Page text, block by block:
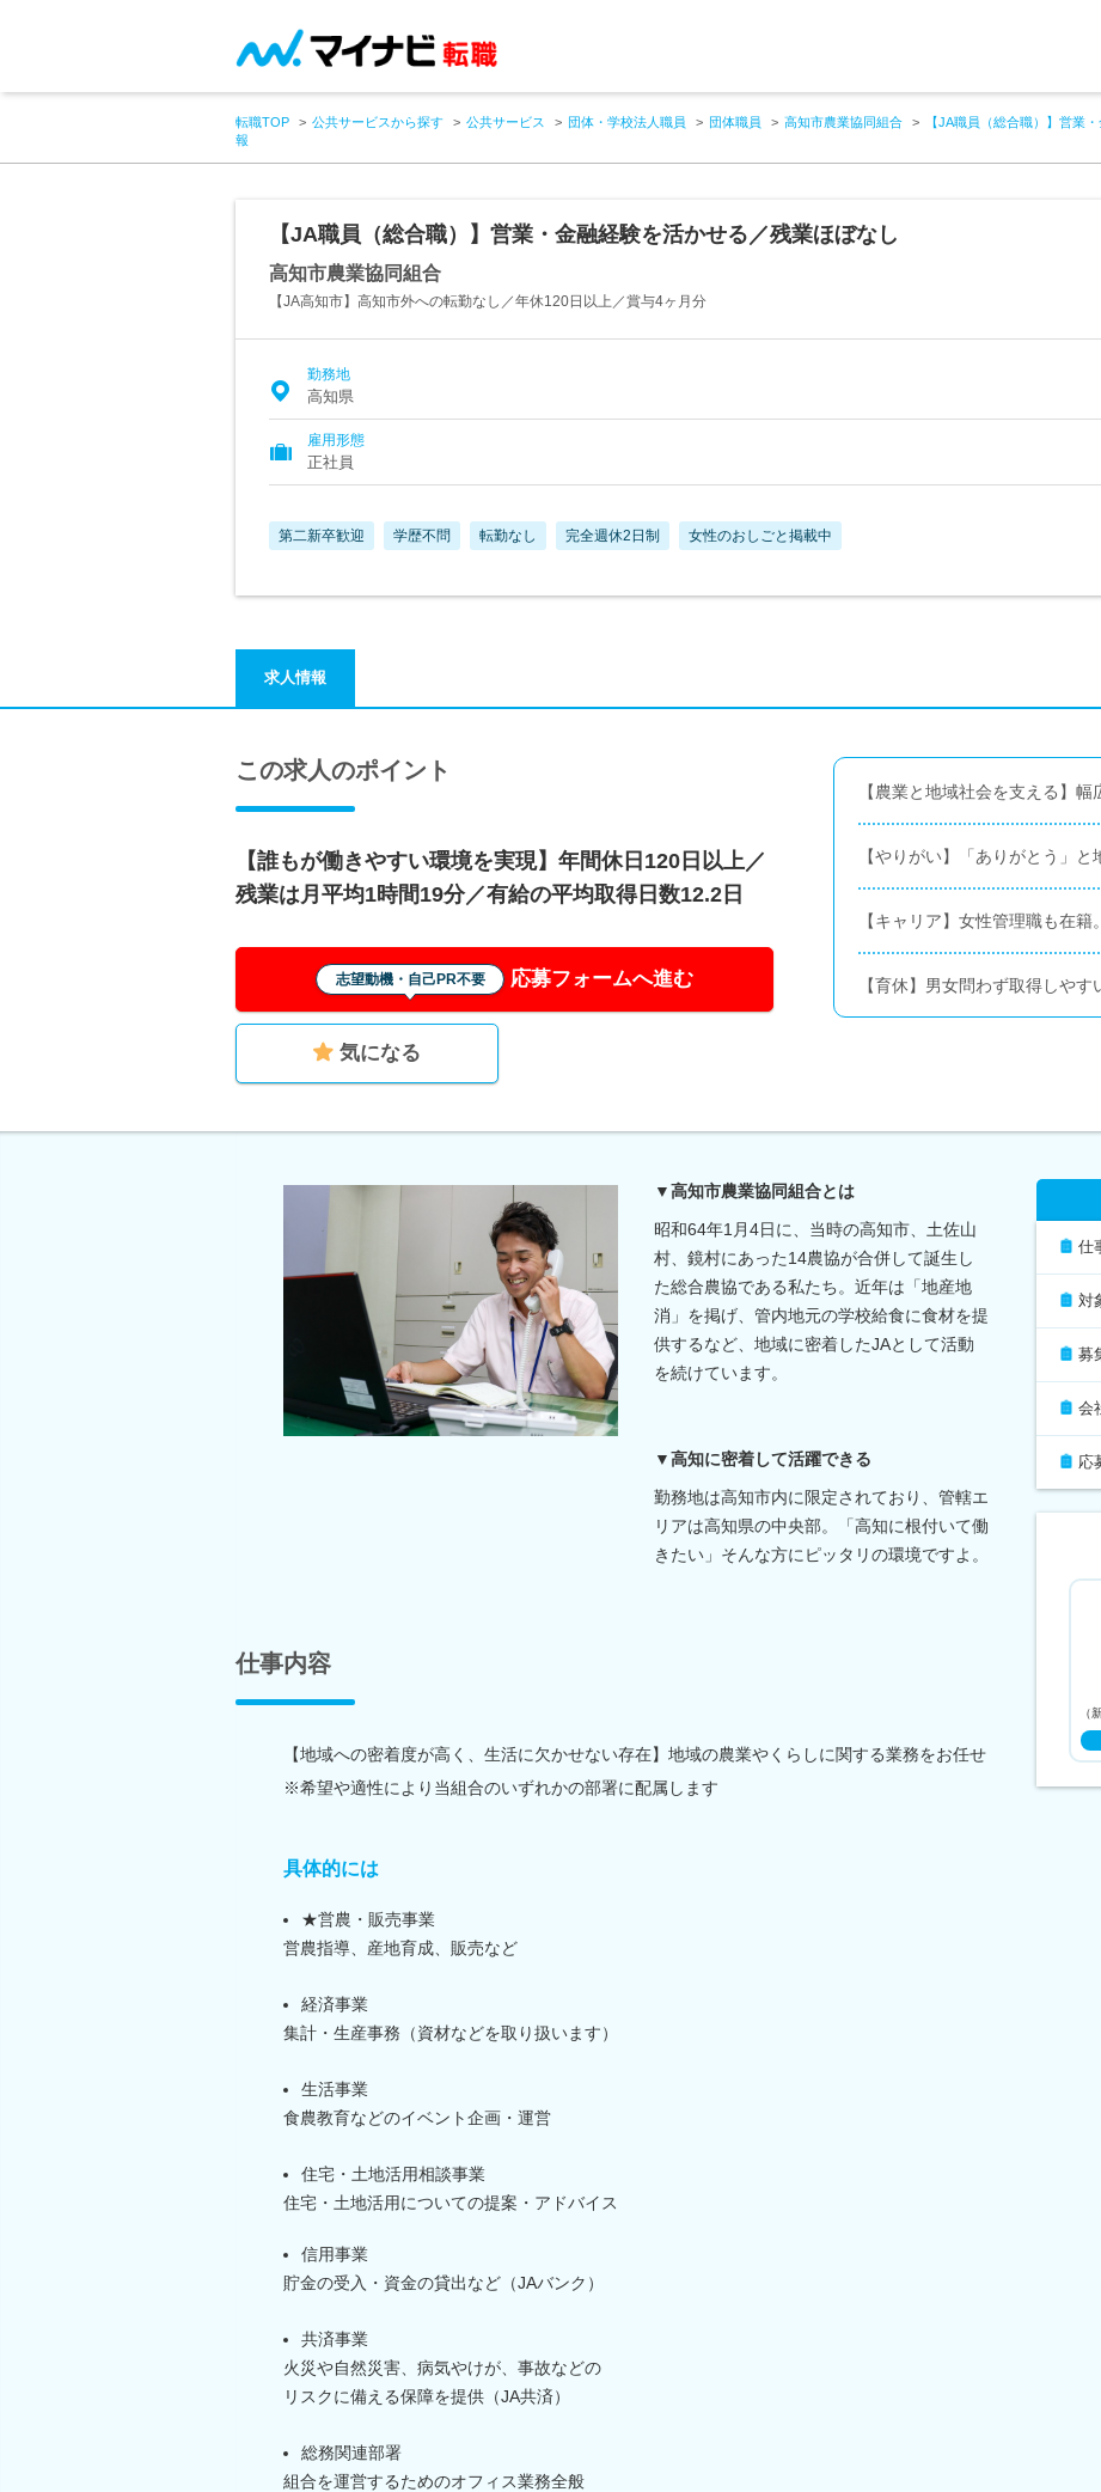
転職TOP 公共サービスから探す 公共サービス 団体・学校法人職員 団体職員 高知市農業協同組合
【JA職員（総合職）】営業
報
【JA職員（総合職）】営業・金融経験を活かせる／残業ほぼなし
高知市農業協同組合
【JA高知市】高知市外への転勤なし／年休120日以上／賞与4ヶ月分
勤務地
高知県
雇用形態
正社員
第二新卒歓迎 学歴不問 転勤なし 完全週休2日制 女性のおしごと掲載中
求人情報
この求人のポイント
【誰もが働きやすい環境を実現】年間休日120日以上／
残業は月平均1時間19分／有給の平均取得日数12.2日
志望動機・自己PR不要 応募フォームへ進む
気になる
【農業と地域社会を支える】
【やりがい】「ありがとう」
【キャリア】女性管理職も在
【育休】男女問わず取得しやす
▼高知市農業協同組合とは
昭和64年1月4日に、当時の高知市、土佐山
村、鏡村にあった14農協が合併して誕生し
た総合農協である私たち。近年は「地産地
消」を掲げ、管内地元の学校給食に食材を提
供するなど、地域に密着したJAとして活動
を続けています。
▼高知に密着して活躍できる
勤務地は高知市内に限定されており、管轄エ
リアは高知県の中央部。「高知に根付いて働
きたい」そんな方にピッタリの環境ですよ。
仕事内容
【地域への密着度が高く、生活に欠かせない存在】地域の農業やくらしに関する業務をお任せ
※希望や適性により当組合のいずれかの部署に配属します
具体的には
★営農・販売事業
営農指導、産地育成、販売など
経済事業
集計・生産事務（資材などを取り扱います）
生活事業
食農教育などのイベント企画・運営
住宅・土地活用相談事業
住宅・土地活用についての提案・アドバイス
信用事業
貯金の受入・資金の貸出など（JAバンク）
共済事業
火災や自然災害、病気やけが、事故などの
リスクに備える保障を提供（JA共済）
総務関連部署
組合を運営するためのオフィス業務全般
仕
対
募
会
応
（